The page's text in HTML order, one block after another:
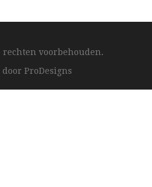
voorbehouden.
door ProDesigns